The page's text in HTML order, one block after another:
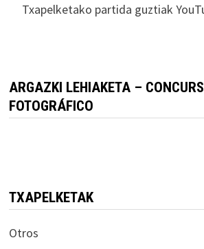
Txapelketako partida guztiak
ARGAZKI LEHIAKETA –
FOTOGRÁFICO
TXAPELKETAK
Otros